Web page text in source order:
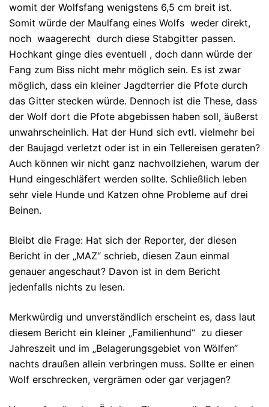
womit der Wolfsfang wenigstens 6,5 cm breit ist.
Somit würde der Maulfang eines Wolfs weder direkt,
noch waagerecht durch diese Stabgitter passen.
Hochkant ginge dies eventuell , doch dann würde der
Fang zum Biss nicht mehr möglich sein. Es ist zwar
möglich, dass ein kleiner Jagdterrier die Pfote durch
das Gitter stecken würde. Dennoch ist die These, dass
der Wolf dort die Pfote abgebissen haben soll, äußerst
unwahrscheinlich. Hat der Hund sich evtl. vielmehr bei
der Baujagd verletzt oder ist in ein Tellereisen geraten?
Auch können wir nicht ganz nachvollziehen, warum der
Hund eingeschläfert werden sollte. Schließlich leben
sehr viele Hunde und Katzen ohne Probleme auf drei
Beinen.
Bleibt die Frage: Hat sich der Reporter, der diesen
Bericht in der „MAZ“ schrieb, diesen Zaun einmal
genauer angeschaut? Davon ist in dem Bericht
jedenfalls nichts zu lesen.
Merkwürdig und unverständlich erscheint es, dass laut
diesem Bericht ein kleiner „Familienhund“ zu dieser
Jahreszeit und im „Belagerungsgebiet von Wölfen“
nachts draußen allein verbringen muss. Sollte er einen
Wolf erschrecken, vergrämen oder gar verjagen?